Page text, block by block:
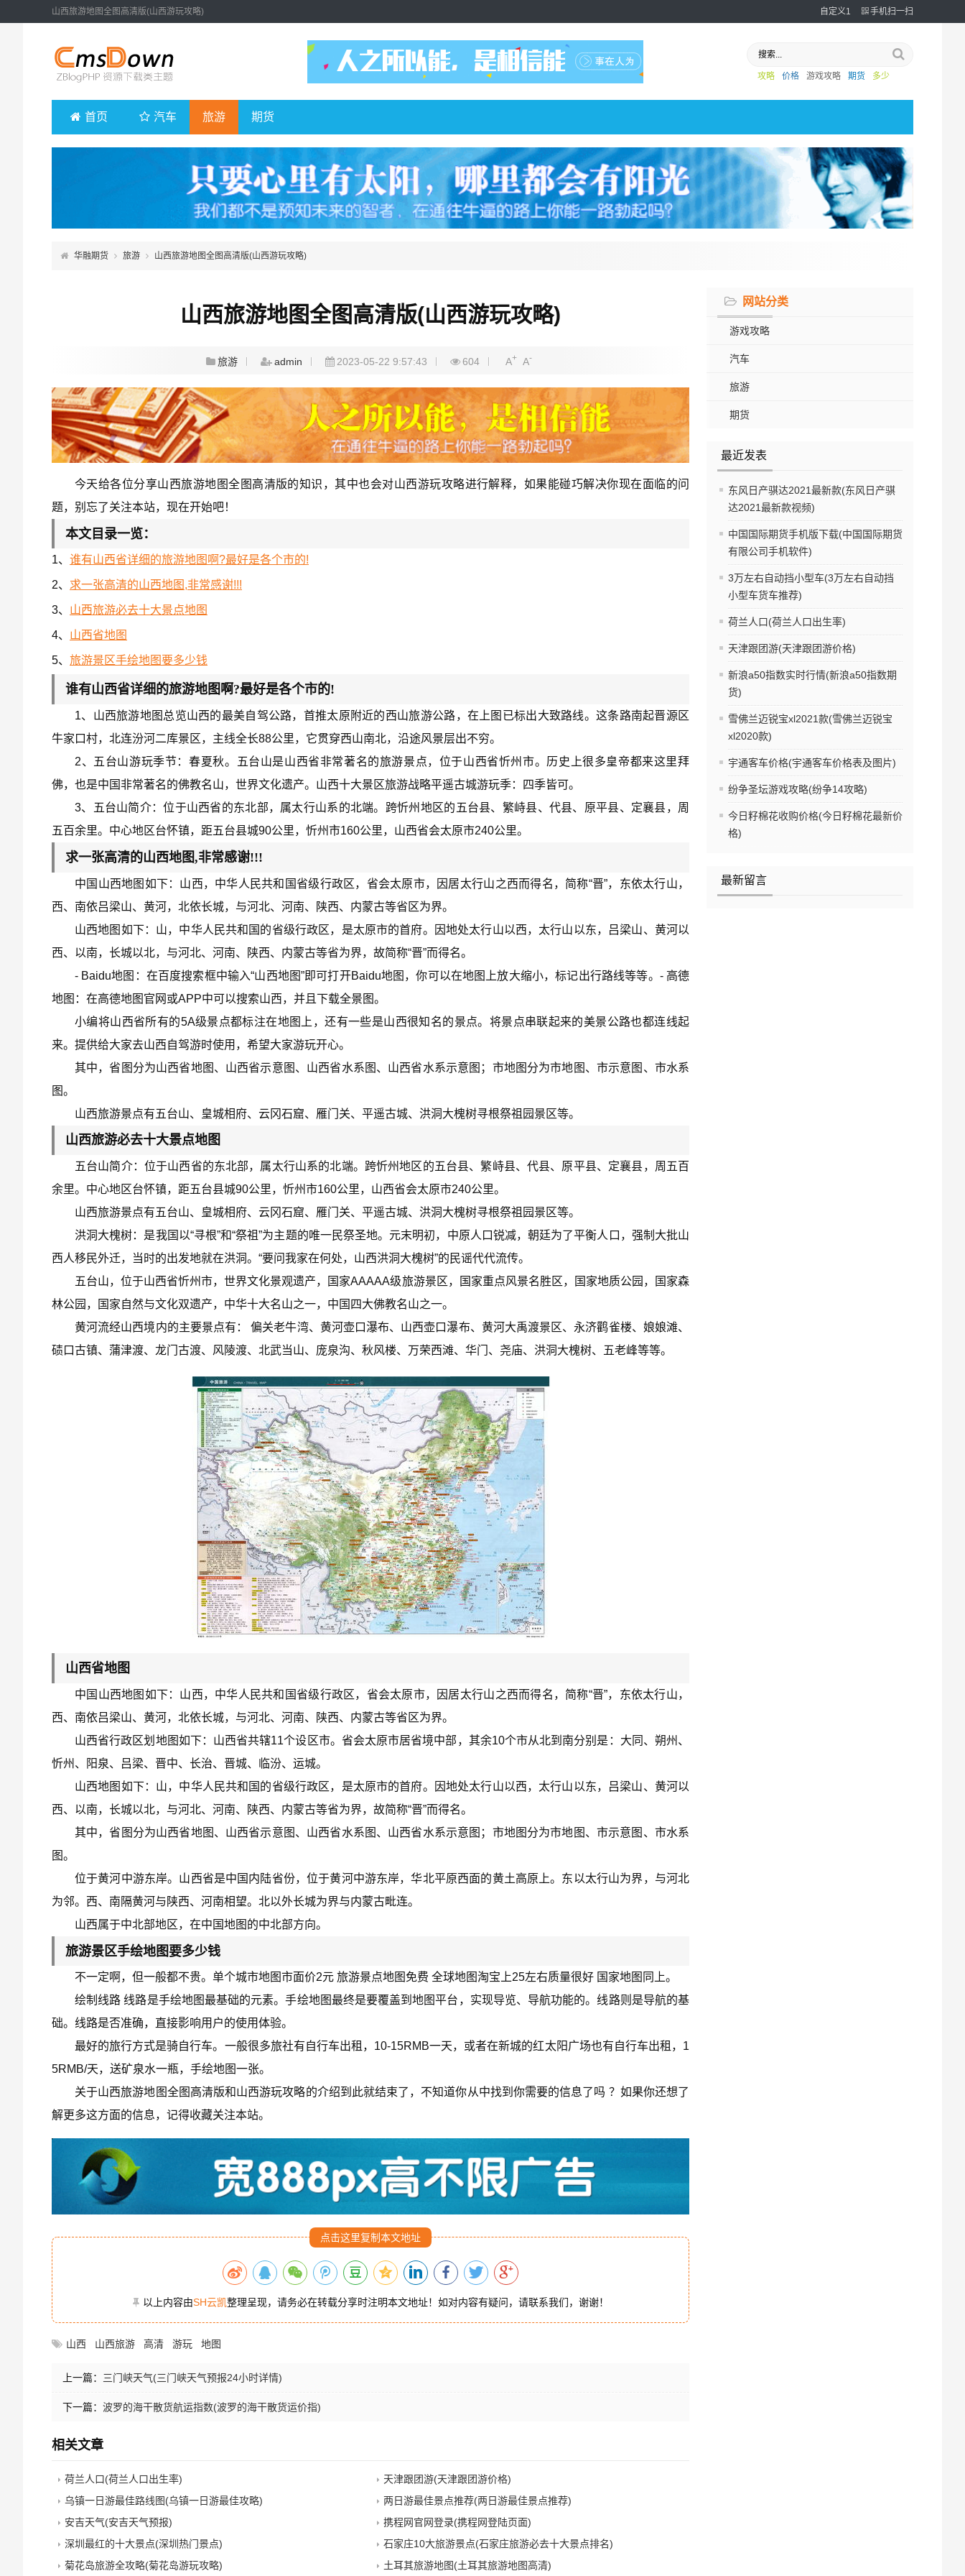
山西旅游地图全图高清版(山西游玩攻略) 自定义1 手机扫一扫
攻略 价格 游戏攻略 期货 多少
首页 汽车 旅游 期货
华融期货 旅游 山西旅游地图全图高清版(山西游玩攻略)
网站分类
游戏攻略
汽车
旅游
期货
最近发表
东风日产骐达2021最新款(东风日产骐
达2021最新款视频)
中国国际期货手机版下载(中国国际期货
有限公司手机软件)
3万左右自动挡小型车(3万左右自动挡
小型车货车推荐)
荷兰人口(荷兰人口出生率)
天津跟团游(天津跟团游价格)
新浪a50指数实时行情(新浪a50指数期
货)
雪佛兰迈锐宝xl2021款(雪佛兰迈锐宝
xl2020款)
宇通客车价格(宇通客车价格表及图片)
纷争圣坛游戏攻略(纷争14攻略)
今日籽棉花收购价格(今日籽棉花最新价
格)
最新留言
山西旅游地图全图高清版(山西游玩攻略)
旅游 admin 2023-05-22 9:57:43 604 A+ A-
今天给各位分享山西旅游地图全图高清版的知识，其中也会对山西游玩攻略进行解释，如果能碰巧解决你现在面临的问
题，别忘了关注本站，现在开始吧！
本文目录一览：
1、 谁有山西省详细的旅游地图啊?最好是各个市的!
2、 求一张高清的山西地图,非常感谢!!!
3、 山西旅游必去十大景点地图
4、 山西省地图
5、 旅游景区手绘地图要多少钱
谁有山西省详细的旅游地图啊?最好是各个市的!
1、山西旅游地图总览山西的最美自驾公路，首推太原附近的西山旅游公路，在上图已标出大致路线。这条路南起晋源区
牛家口村，北连汾河二库景区，主线全长88公里，它贯穿西山南北，沿途风景层出不穷。
2、五台山游玩季节：春夏秋。五台山是山西省非常著名的旅游景点，位于山西省忻州市。历史上很多皇帝都来这里拜
佛，也是中国非常著名的佛教名山，世界文化遗产。山西十大景区旅游战略平遥古城游玩季：四季皆可。
3、五台山简介：位于山西省的东北部，属太行山系的北端。跨忻州地区的五台县、繁峙县、代县、原平县、定襄县，周
五百余里。中心地区台怀镇，距五台县城90公里，忻州市160公里，山西省会太原市240公里。
求一张高清的山西地图,非常感谢!!!
中国山西地图如下：山西，中华人民共和国省级行政区，省会太原市，因居太行山之西而得名，简称“晋”，东依太行山，
西、南依吕梁山、黄河，北依长城，与河北、河南、陕西、内蒙古等省区为界。
山西地图如下：山，中华人民共和国的省级行政区，是太原市的首府。因地处太行山以西，太行山以东，吕梁山、黄河以
西、以南，长城以北，与河北、河南、陕西、内蒙古等省为界，故简称“晋”而得名。
- Baidu地图：在百度搜索框中输入“山西地图”即可打开Baidu地图，你可以在地图上放大缩小，标记出行路线等等。- 高德
地图：在高德地图官网或APP中可以搜索山西，并且下载全景图。
小编将山西省所有的5A级景点都标注在地图上，还有一些是山西很知名的景点。将景点串联起来的美景公路也都连线起
来。提供给大家去山西自驾游时使用，希望大家游玩开心。
其中，省图分为山西省地图、山西省示意图、山西省水系图、山西省水系示意图；市地图分为市地图、市示意图、市水系
图。
山西旅游景点有五台山、皇城相府、云冈石窟、雁门关、平遥古城、洪洞大槐树寻根祭祖园景区等。
山西旅游必去十大景点地图
五台山简介：位于山西省的东北部，属太行山系的北端。跨忻州地区的五台县、繁峙县、代县、原平县、定襄县，周五百
余里。中心地区台怀镇，距五台县城90公里，忻州市160公里，山西省会太原市240公里。
山西旅游景点有五台山、皇城相府、云冈石窟、雁门关、平遥古城、洪洞大槐树寻根祭祖园景区等。
洪洞大槐树：是我国以“寻根”和“祭祖”为主题的唯一民祭圣地。元末明初，中原人口锐减，朝廷为了平衡人口，强制大批山
西人移民外迁，当时的出发地就在洪洞。“要问我家在何处，山西洪洞大槐树”的民谣代代流传。
五台山，位于山西省忻州市，世界文化景观遗产，国家AAAAA级旅游景区，国家重点风景名胜区，国家地质公园，国家森
林公园，国家自然与文化双遗产，中华十大名山之一，中国四大佛教名山之一。
黄河流经山西境内的主要景点有： 偏关老牛湾、黄河壶口瀑布、山西壶口瀑布、黄河大禹渡景区、永济鹳雀楼、娘娘滩、
碛口古镇、蒲津渡、龙门古渡、风陵渡、北武当山、庞泉沟、秋风楼、万荣西滩、华门、尧庙、洪洞大槐树、五老峰等等。
山西省地图
中国山西地图如下：山西，中华人民共和国省级行政区，省会太原市，因居太行山之西而得名，简称“晋”，东依太行山，
西、南依吕梁山、黄河，北依长城，与河北、河南、陕西、内蒙古等省区为界。
山西省行政区划地图如下：山西省共辖11个设区市。省会太原市居省境中部，其余10个市从北到南分别是：大同、朔州、
忻州、阳泉、吕梁、晋中、长治、晋城、临汾、运城。
山西地图如下：山，中华人民共和国的省级行政区，是太原市的首府。因地处太行山以西，太行山以东，吕梁山、黄河以
西、以南，长城以北，与河北、河南、陕西、内蒙古等省为界，故简称“晋”而得名。
其中，省图分为山西省地图、山西省示意图、山西省水系图、山西省水系示意图；市地图分为市地图、市示意图、市水系
图。
位于黄河中游东岸。山西省是中国内陆省份，位于黄河中游东岸，华北平原西面的黄土高原上。东以太行山为界，与河北
为邻。西、南隔黄河与陕西、河南相望。北以外长城为界与内蒙古毗连。
山西属于中北部地区，在中国地图的中北部方向。
旅游景区手绘地图要多少钱
不一定啊，但一般都不贵。单个城市地图市面价2元 旅游景点地图免费 全球地图淘宝上25左右质量很好 国家地图同上。
绘制线路 线路是手绘地图最基础的元素。手绘地图最终是要覆盖到地图平台，实现导览、导航功能的。线路则是导航的基
础。线路是否准确，直接影响用户的使用体验。
最好的旅行方式是骑自行车。一般很多旅社有自行车出租，10-15RMB一天，或者在新城的红太阳广场也有自行车出租，1
5RMB/天，送矿泉水一瓶，手绘地图一张。
关于山西旅游地图全图高清版和山西游玩攻略的介绍到此就结束了，不知道你从中找到你需要的信息了吗 ？如果你还想了
解更多这方面的信息，记得收藏关注本站。
点击这里复制本文地址
以上内容由SH云凯整理呈现，请务必在转载分享时注明本文地址！如对内容有疑问，请联系我们，谢谢！
山西 山西旅游 高清 游玩 地图
上一篇： 三门峡天气(三门峡天气预报24小时详情)
下一篇： 波罗的海干散货航运指数(波罗的海干散货运价指)
相关文章
荷兰人口(荷兰人口出生率)
天津跟团游(天津跟团游价格)
乌镇一日游最佳路线图(乌镇一日游最佳攻略)
两日游最佳景点推荐(两日游最佳景点推荐)
安吉天气(安吉天气预报)
携程网官网登录(携程网登陆页面)
深圳最红的十大景点(深圳热门景点)
石家庄10大旅游景点(石家庄旅游必去十大景点排名)
菊花岛旅游全攻略(菊花岛游玩攻略)
土耳其旅游地图(土耳其旅游地图高清)